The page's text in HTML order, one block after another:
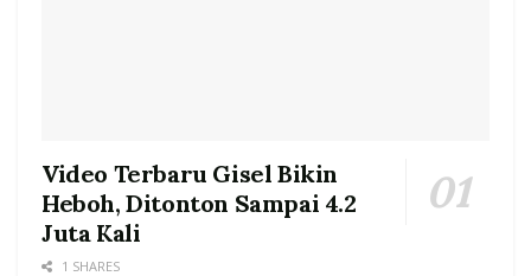
Video Terbaru Gisel Bikin
Heboh, Ditonton Sampai 4.2
Juta Kali
1 SHARES